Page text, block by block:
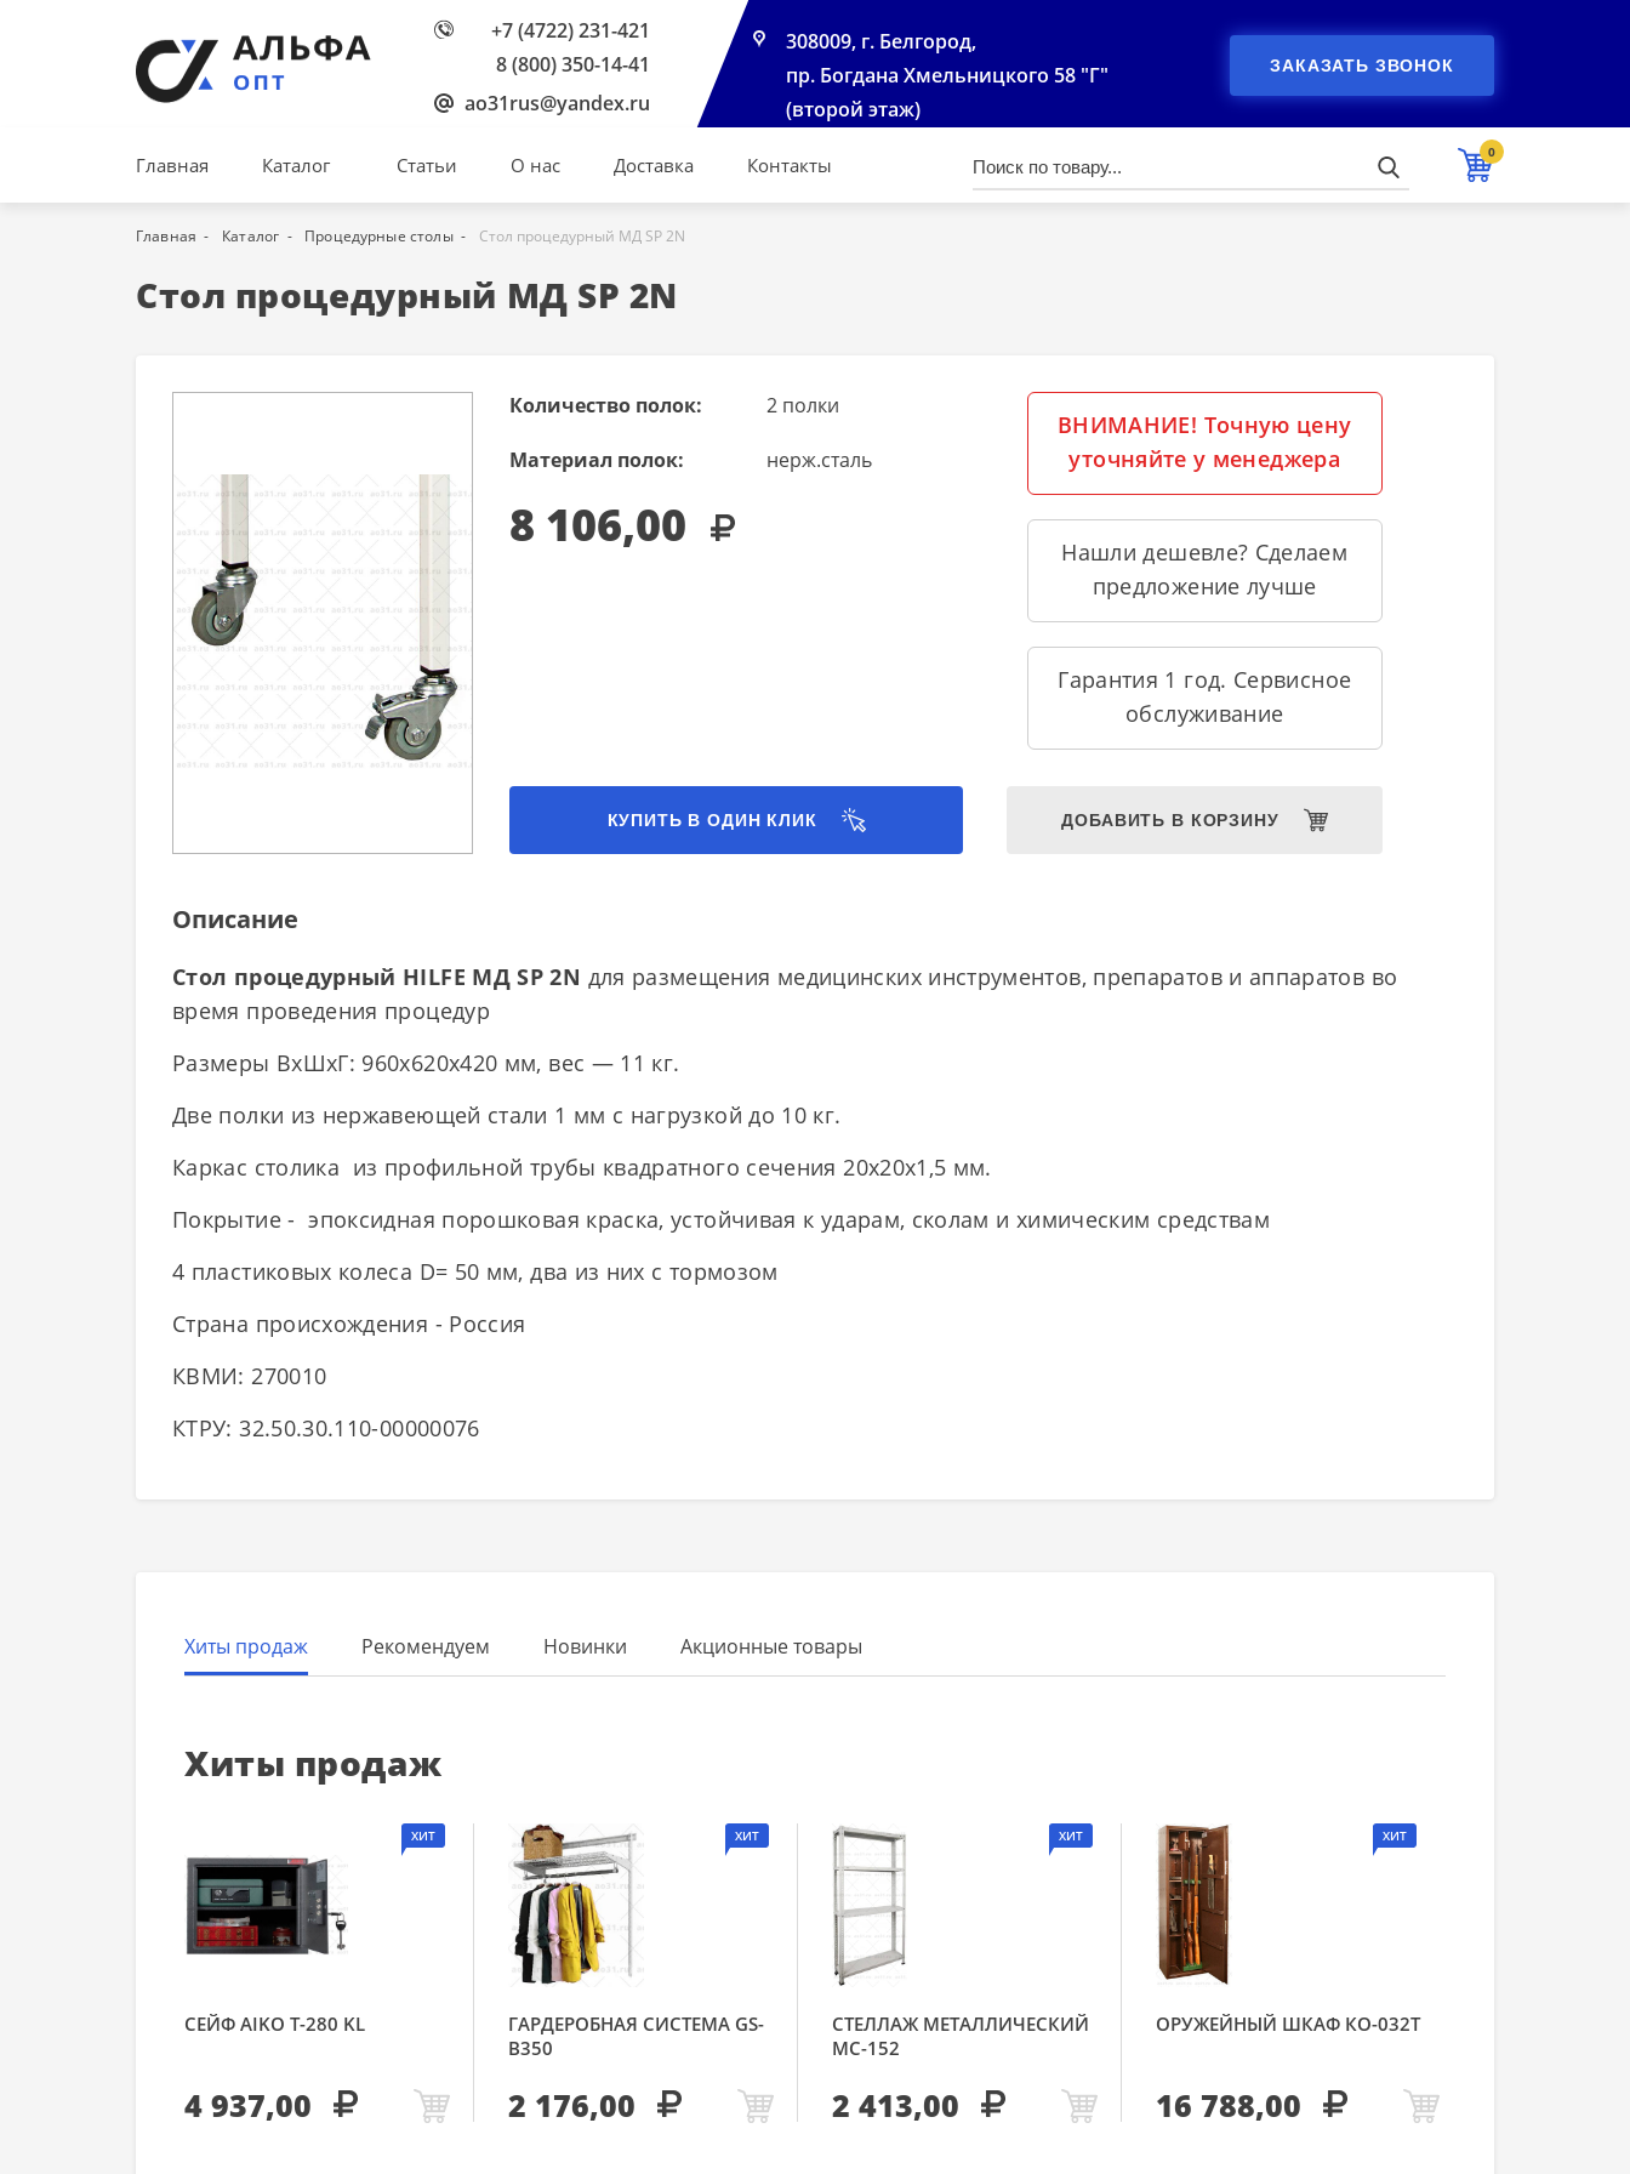
+7 (4722) 231-421
8 (800) 350-14-41
ao31rus@yandex.ru
308009, г. Белгород,
пр. Богдана Хмельницкого 58 "Г"
(второй этаж)
ЗАКАЗАТЬ ЗВОНОК
Главная Каталог Статьи О нас Доставка Контакты
0
Главная Каталог Процедурные столы Стол процедурный МД SP 2N
Стол процедурный МД SP 2N
Количество полок: 2 полки
Материал полок: нерж.сталь
8 106,00
ВНИМАНИЕ! Точную цену
уточняйте у менеджера
Нашли дешевле? Сделаем
предложение лучше
Гарантия 1 год. Сервисное
обслуживание
КУПИТЬ В ОДИН КЛИК ДОБАВИТЬ В КОРЗИНУ
Описание
Стол процедурный HILFE МД SP 2N для размещения медицинских инструментов, препаратов и аппаратов во
время проведения процедур
Размеры ВхШхГ: 960x620x420 мм, вес — 11 кг.
Две полки из нержавеющей стали 1 мм с нагрузкой до 10 кг.
Каркас столика из профильной трубы квадратного сечения 20х20х1,5 мм.
Покрытие - эпоксидная порошковая краска, устойчивая к ударам, сколам и химическим средствам
4 пластиковых колеса D= 50 мм, два из них с тормозом
Страна происхождения - Россия
КВМИ: 270010
КТРУ: 32.50.30.110-00000076
Хиты продаж Рекомендуем Новинки Акционные товары
Хиты продаж
ХИТ
СЕЙФ AIKO Т-280 KL
4 937,00
ХИТ
ГАРДЕРОБНАЯ СИСТЕМА GS-
В350
2 176,00
ХИТ
СТЕЛЛАЖ МЕТАЛЛИЧЕСКИЙ
МС-152
2 413,00
ХИТ
ОРУЖЕЙНЫЙ ШКАФ КО-032Т
16 788,00